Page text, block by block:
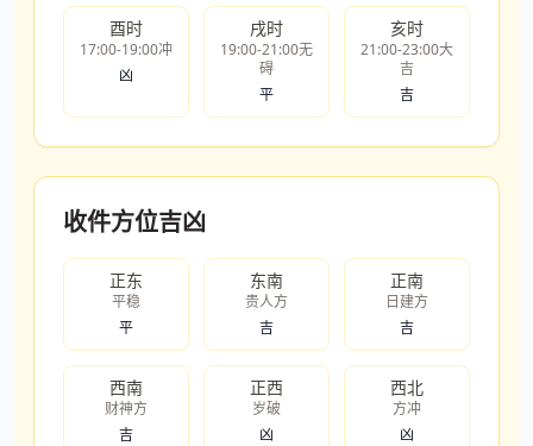
酉时
17:00-19:00冲
凶
戌时
19:00-21:00无
碍
平
亥时
21:00-23:00大
吉
吉
收件方位吉凶
正东
平稳
平
东南
贵人方
吉
正南
日建方
吉
西南
财神方
吉
正西
岁破
凶
西北
方冲
凶